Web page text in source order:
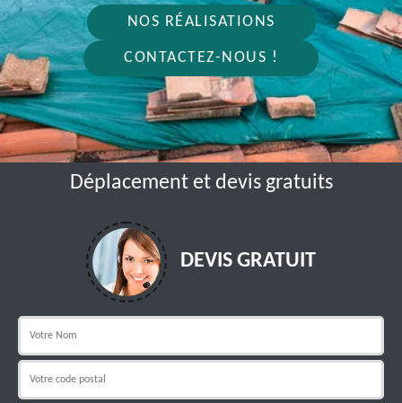
NOS RÉALISATIONS
CONTACTEZ-NOUS !
Déplacement et devis gratuits
DEVIS GRATUIT